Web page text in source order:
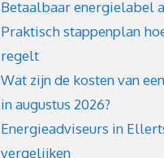
Betaalbaar energielabel
Praktisch stappenplan
regelt
Wat zijn de kosten van
in augustus 2026?
Energieadviseurs in
vergelijken